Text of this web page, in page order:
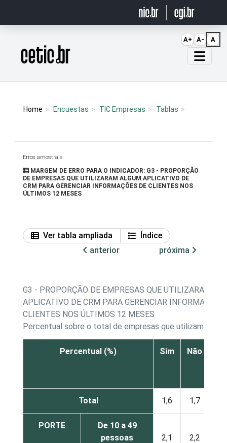
Página inicial
Home Encuestas TIC Empresas Tablas
Erros amostrais
MARGEM DE ERRO PARA O INDICADOR: G3 - PROPORÇÃO
DE EMPRESAS QUE UTILIZARAM ALGUM APLICATIVO DE
CRM PARA GERENCIAR INFORMAÇÕES DE CLIENTES NOS
ÚLTIMOS 12 MESES
Ver tabla ampliada
Índice
anterior
próxima
G3 - PROPORÇÃO DE EMPRESAS QUE UTILIZARAM
APLICATIVO DE CRM PARA GERENCIAR INFORMAÇÕES
CLIENTES NOS ÚLTIMOS 12 MESES
Percentual sobre o total de empresas que utilizam
Percentual (%) Sim Não
Total 1,6 1,7
PORTE
De 10 a 49
pessoas
2,1 2,2
A+ A- A